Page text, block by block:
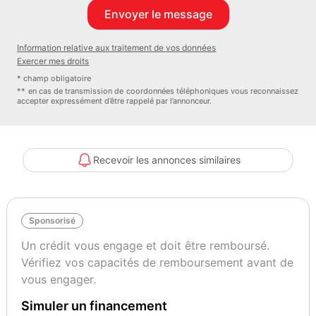
- Radio
- Radio numérique
- Sièges arrières 1/3 - 2/3
- Soundsystem
- Aide au parking AV/AR
- Caméra de recul
- Clignotants dynamiques AV
- Clignotants dynamiques AV /AR
- Jantes alu
- Phares adaptatifs
- Phares additionnels en virage
- Phares AV de jour
- Sortie d'échappement chromée
Information relative aux traitement de vos données
Exercer mes droits
* champ obligatoire
** en cas de transmission de coordonnées téléphoniques vous reconnaissez
accepter expressément d’être rappelé par l’annonceur.
Recevoir les annonces similaires
Sponsorisé
Un crédit vous engage et doit être remboursé.
Vérifiez vos capacités de remboursement avant de
vous engager.
Simuler un financement